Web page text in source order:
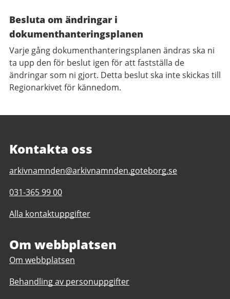
Besluta om ändringar i
dokumenthanteringsplanen
Varje gång dokumenthanteringsplanen ändras ska ni
ta upp den för beslut igen för att fastställa de
ändringar som ni gjort. Detta beslut ska inte skickas till
Regionarkivet för kännedom.
Kontakta oss
E-
till
Regionarkivet
arkivnamnden@arkivnamnden.goteborg.se
Telefonnummer
Regionarkivet
031-365 99 00
Alla kontaktuppgifter
Om webbplatsen
Om webbplatsen
Behandling av personuppgifter